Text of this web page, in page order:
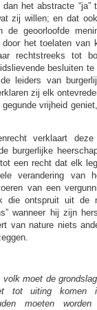
het abstracte
zij willen; en dat
de geoorloofde
het toelaten van
rechtstreeks tot
besluiten
leiders van
zij elk
vrijheid
verklaart
burgerlijke
een recht dat elk
verandering van
van een
die ontspruit uit de
wanneer hij zijn
van nature niets
moet de
tot uiting komen
moeten